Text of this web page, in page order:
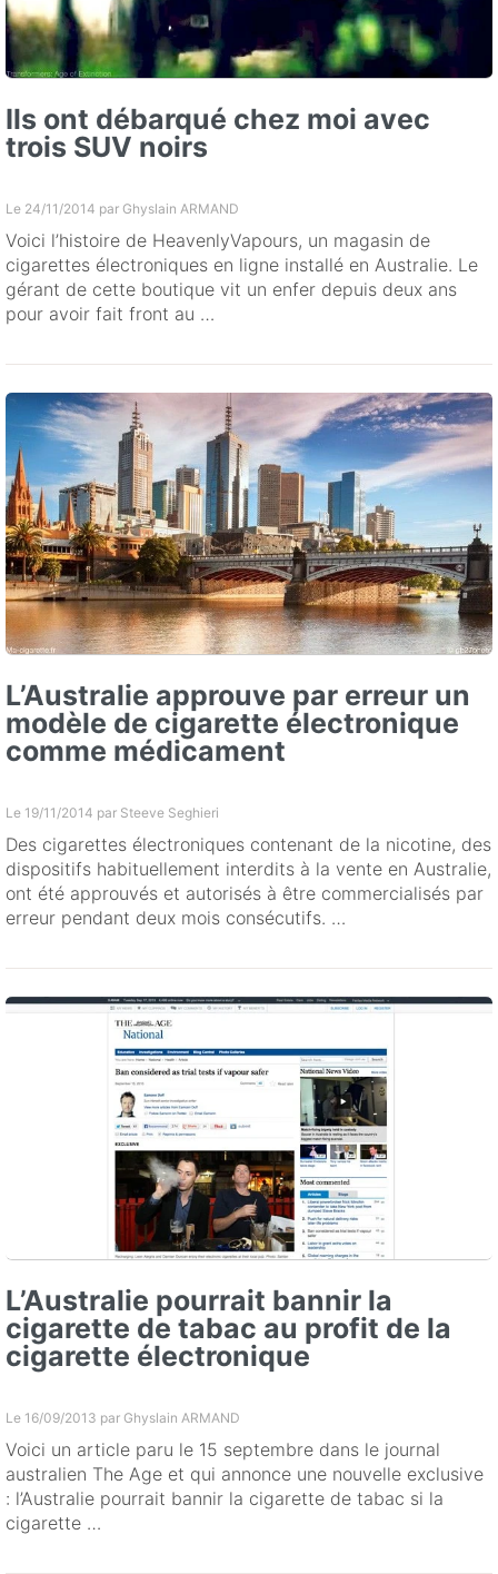
Ils ont débarqué chez moi avec
trois SUV noirs
Le 24/11/2014 par Ghyslain ARMAND
Voici l’histoire de HeavenlyVapours, un magasin de
cigarettes électroniques en ligne installé en Australie. Le
gérant de cette boutique vit un enfer depuis deux ans
pour avoir fait front au …
L’Australie approuve par erreur un
modèle de cigarette électronique
comme médicament
Le 19/11/2014 par Steeve Seghieri
Des cigarettes électroniques contenant de la nicotine, des
dispositifs habituellement interdits à la vente en Australie,
ont été approuvés et autorisés à être commercialisés par
erreur pendant deux mois consécutifs. …
L’Australie pourrait bannir la
cigarette de tabac au profit de la
cigarette électronique
Le 16/09/2013 par Ghyslain ARMAND
Voici un article paru le 15 septembre dans le journal
australien The Age et qui annonce une nouvelle exclusive
: l’Australie pourrait bannir la cigarette de tabac si la
cigarette …